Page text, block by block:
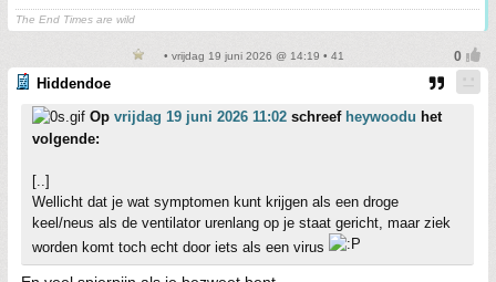
The End Times are wild
• vrijdag 19 juni 2026 @ 14:19 • 41
Hiddendoe
Op vrijdag 19 juni 2026 11:02 schreef heywoodu het
volgende:
[..]
Wellicht dat je wat symptomen kunt krijgen als een droge
keel/neus als de ventilator urenlang op je staat gericht, maar ziek
worden komt toch echt door iets als een virus